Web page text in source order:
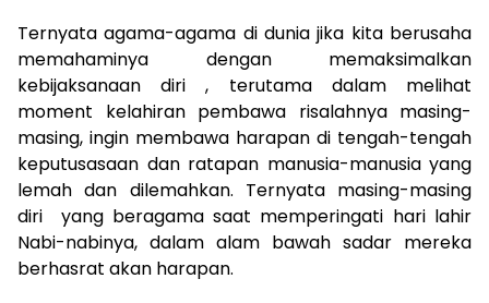
Ternyata agama-agama di dunia jika kita berusaha
memahaminya dengan memaksimalkan
kebijaksanaan diri , terutama dalam melihat
moment kelahiran pembawa risalahnya masing-
masing, ingin membawa harapan di tengah-tengah
keputusasaan dan ratapan manusia-manusia yang
lemah dan dilemahkan. Ternyata masing-masing
diri yang beragama saat memperingati hari lahir
Nabi-nabinya, dalam alam bawah sadar mereka
berhasrat akan harapan.